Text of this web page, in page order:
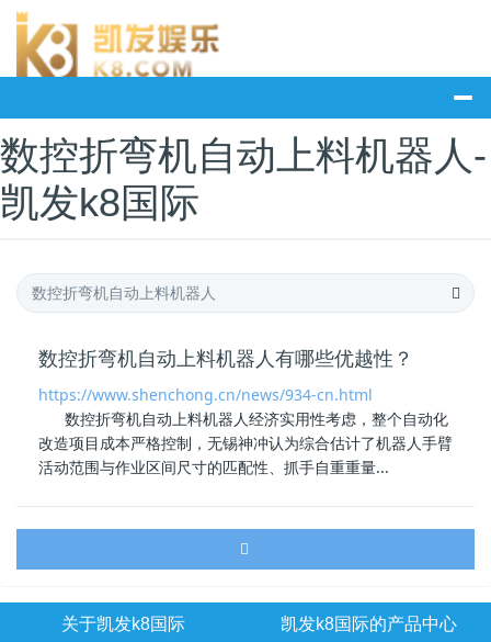
数控折弯机自动上料机器人-
凯发k8国际
数控折弯机自动上料机器人有哪些优越性？
https://www.shenchong.cn/news/934-cn.html
数控折弯机自动上料机器人经济实用性考虑，整个自动化
改造项目成本严格控制，无锡神冲认为综合估计了机器人手臂
活动范围与作业区间尺寸的匹配性、抓手自重重量...
关于凯发k8国际 凯发k8国际的产品中心